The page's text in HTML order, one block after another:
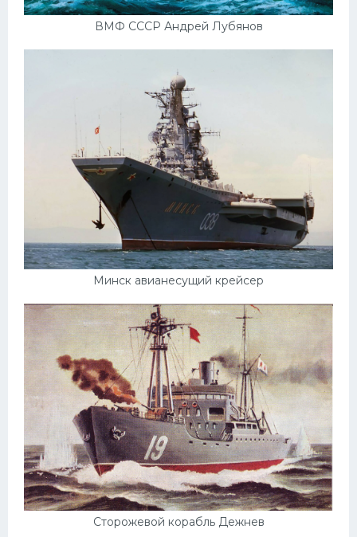
ВМФ СССР Андрей Лубянов
Минск авианесущий крейсер
Сторожевой корабль Дежнев